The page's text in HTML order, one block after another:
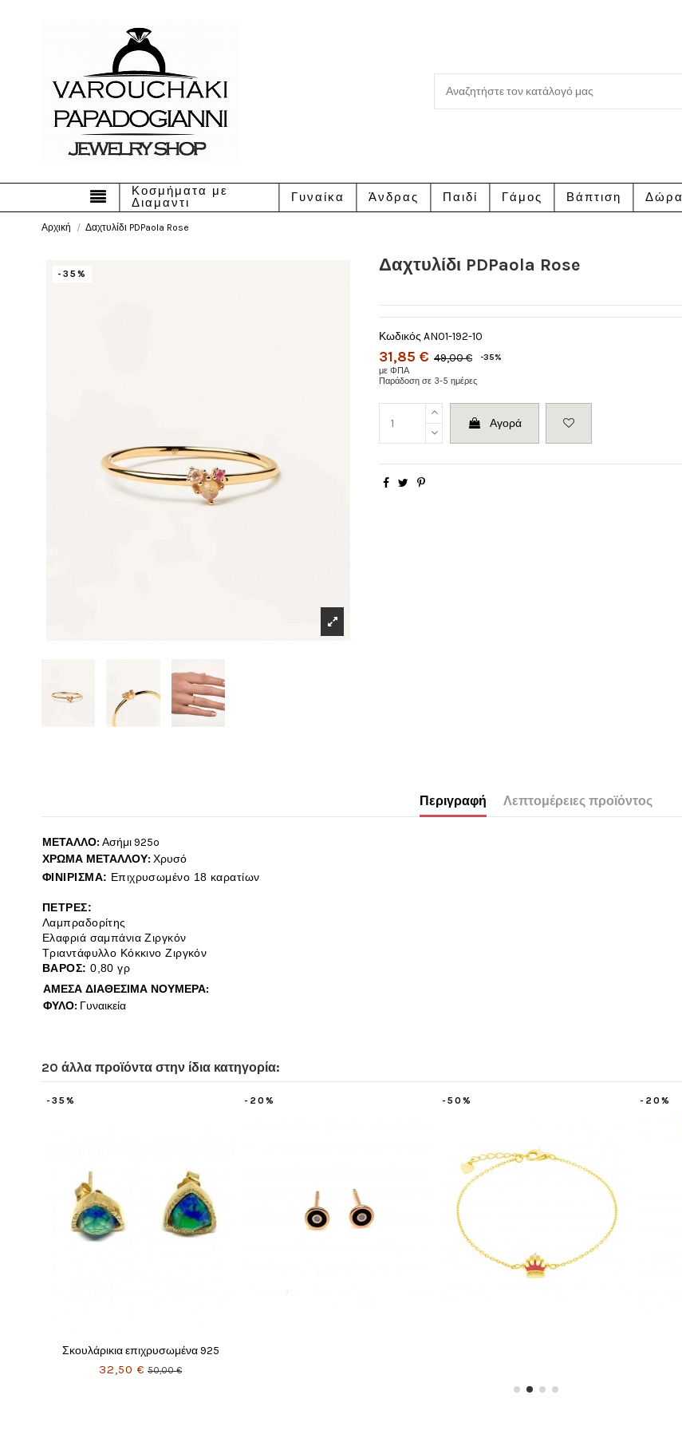
Κοσμήματα με
Διαμαντι
Γυναίκα Άνδρας Παιδί Γάμος Βάπτιση Δώρα
Αρχική Δαχτυλίδι PDPaola Rose
-35% Δαχτυλίδι PDPaola Rose
Κωδικός AN01-192-10
31,85 € 49,00 €
-35%
με ΦΠΑ
Παράδοση σε 3-5 ημέρες
Αγορά
Περιγραφή Λεπτομέρειες προϊόντος
ΜΕΤΑΛΛΟ: Ασήμι 925o
ΧΡΩΜΑ ΜΕΤΑΛΛΟΥ: Χρυσό
ΦΙΝΙΡΙΣΜΑ: Επιχρυσωμένο 18 καρατίων
ΠΕΤΡΕΣ:
Λαμπραδορίτης
Ελαφριά σαμπάνια Ζιργκόν
Τριαντάφυλλο Κόκκινο Ζιργκόν
ΒΑΡΟΣ: 0,80 γρ
ΑΜΕΣΑ ΔΙΑΘΕΣΙΜΑ ΝΟΥΜΕΡΑ:
ΦΥΛΟ: Γυναικεία
20 άλλα προϊόντα στην ίδια κατηγορία: